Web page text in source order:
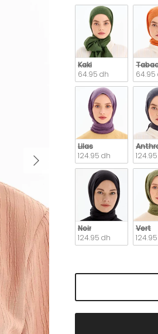
Suivant
Kaki
64.95 dh
Tabac
64.95
Lilas
124.95 dh
Noir
124.95 dh
Vert